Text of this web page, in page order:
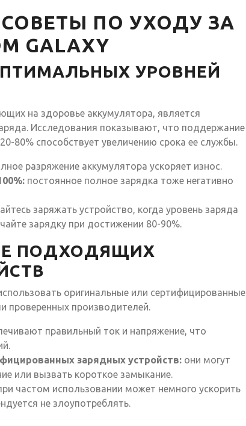
ПО УХОДУ ЗА
GALAXY
УРОВНЕЙ
на здоровье аккумулятора, является
Исследования показывают, что поддержание
80% способствует увеличению срока ее службы.
разряжение аккумулятора ускоряет износ.
постоянное полное зарядка тоже негативно
заряжать устройство, когда уровень заряда
зарядку при достижении 80-90%.
ПОДХОДЯЩИХ
оригинальные или сертифицированные
проверенных производителей.
правильный ток и напряжение, что
зарядных устройств: они могут
или вызвать короткое замыкание.
частом использовании может немного ускорить
не злоупотреблять.